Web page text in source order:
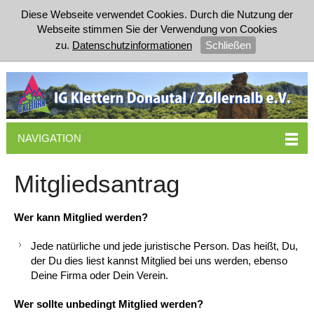
Diese Webseite verwendet Cookies. Durch die Nutzung der
Webseite stimmen Sie der Verwendung von Cookies
zu. Datenschutzinformationen Schließen
NAVIGATION
Mitgliedsantrag
Wer kann Mitglied werden?
Jede natürliche und jede juristische Person. Das heißt, Du,
der Du dies liest kannst Mitglied bei uns werden, ebenso
Deine Firma oder Dein Verein.
Wer sollte unbedingt Mitglied werden?